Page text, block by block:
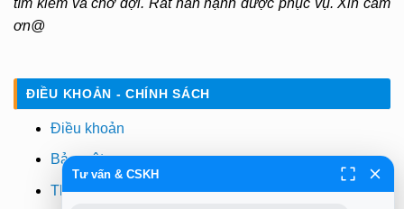
ơn@
ĐIỀU KHOẢN - CHÍNH SÁCH
Điều khoản
Bảo mật
Thanh toán
Tư vấn & CSKH